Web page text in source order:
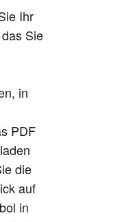
Ihr
Sie
in
PDF
die
auf
in